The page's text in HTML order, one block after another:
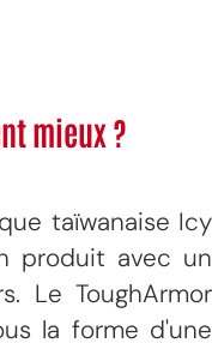
mieux ?
taïwanaise Icy
produit avec un
Le ToughArmor
la forme d'une